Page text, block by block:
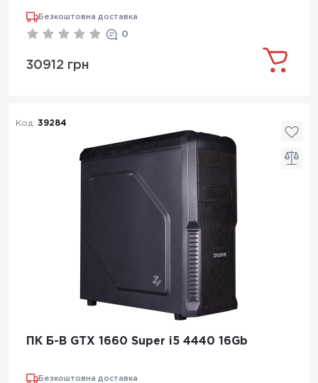
Безкоштовна доставка
0
30912 грн
Код: 39284
ПК Б-В GTX 1660 Super i5 4440 16Gb
Безкоштовна доставка